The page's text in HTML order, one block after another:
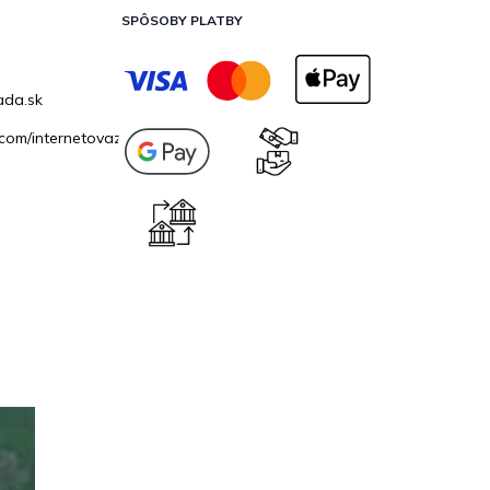
internetovazahrada.sk/
SPÔSOBY PLATBY